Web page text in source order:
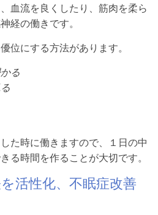
血流を良くしたり、筋肉を柔ら
経の働きです。
位にする方法があります。
る
た時に働きますので、１日の中
る時間を作ることが大切です。
活性化、不眠症改善